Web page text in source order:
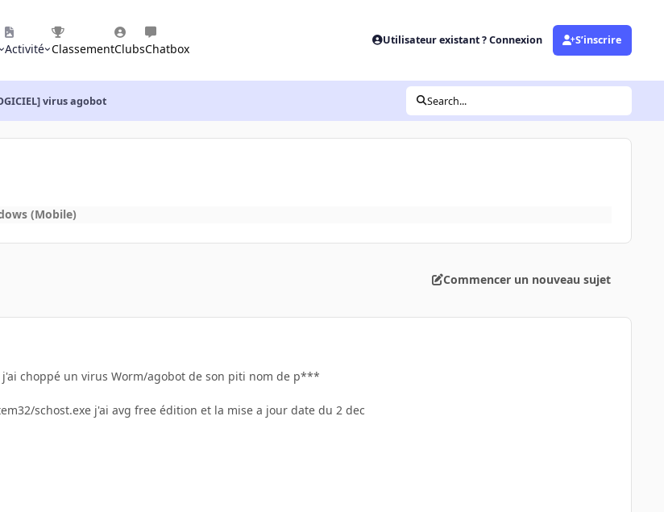
Activité ClassementClubsChatbox
Utilisateur existant ? Connexion S’inscrire
virus agobot Search...
(Mobile)
Commencer un nouveau sujet
choppé un virus Worm/agobot de son piti nom de p***
schost.exe j'ai avg free édition et la mise a jour date du 2 dec